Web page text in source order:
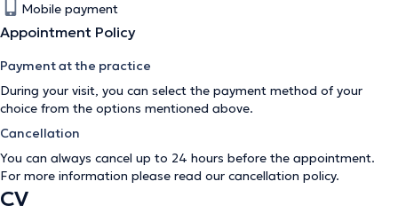
Mobile payment
Appointment Policy
Payment at the practice
During your visit, you can select the payment method of your
choice from the options mentioned above.
Cancellation
You can always cancel up to 24 hours before the appointment.
For more information please read our cancellation policy.
CV